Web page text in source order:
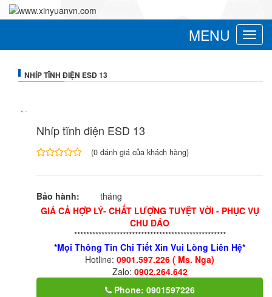
Toggle
MENU
NHÍP TĨNH ĐIỆN ESD 13
Nhíp tĩnh điện ESD 13
dựa
trên
đánh
(0 đánh giá của khách hàng)
Bảo hành:
tháng
GIÁ CẢ HỢP LÝ- CHẤT LƯỢNG TUYỆT VỜI - PHỤC VỤ
CHU ĐÁO
**************************************************
*Mọi Thông Tin Chi Tiết Xin Vui Lòng Liên Hệ*
Hotline: 0901.597.226 ( Ms. Nga)
Zalo: 0902.264.642
Phone: 0901597226